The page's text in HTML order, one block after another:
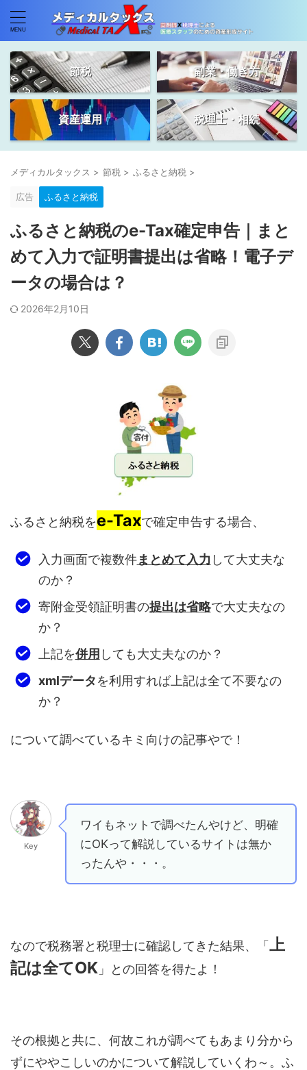
節税 副業・働き方
資産運用 税理士・相続
メディカルタックス > 節税 > ふるさと納税 >
広告 ふるさと納税
ふるさと納税のe-Tax確定申告｜まと
めて入力で証明書提出は省略！電子デ
ータの場合は？
2026年2月10日
ふるさと納税をe-Taxで確定申告する場合、
入力画面で複数件まとめて入力 して大丈夫な
のか？
寄附金受領証明書の提出は省略で大丈夫なの
か？
上記を併用 しても大丈夫なのか？
xmlデータを利用すれば上記は全て不要なの
か？
について調べているキミ向けの記事やで！
Key
ワイもネットで調べたんやけど、明確
にOKって解説しているサイトは無か
ったんや・・・。
なので税務署と税理士に確認してきた結果、「上
記は全てOK 」との回答を得たよ！
その根拠と共に、何故これが調べてもあまり分から
ずにややこしいのかについて解説していくわ～。ふ